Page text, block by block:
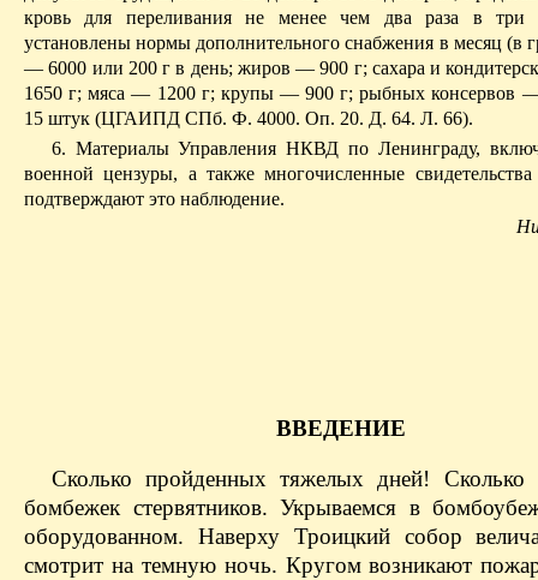
кровь для переливания не менее чем два раза в три
установлены нормы дополнительного снабжения в месяц (в
— 6000 или 200 г в день; жиров — 900 г; сахара и
1650 г; мяса — 1200 г; крупы — 900 г; рыбных консервов
15 штук (ЦГАИПД СПб. Ф. 4000. Оп. 20. Д. 64. Л. 66).
6. Материалы Управления НКВД по Ленинграду,
военной цензуры, а также многочисленные свидетельства
подтверждают это наблюдение.
ВВЕДЕНИЕ
Сколько пройденных тяжелых дней! Сколько
бомбежек стервятников. Укрываемся в
оборудованном. Наверху Троицкий собор
смотрит на темную ночь. Кругом возникают